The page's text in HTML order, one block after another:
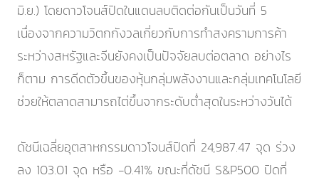
มิ.ย.) โดยดาวโจนส์ปิดในแดนลบติดต่อกันเป็นวันที่ 5
เนื่องจากความวิตกกังวลเกี่ยวกับการทำสงครามการค้า
ระหว่างสหรัฐและจีนยังคงเป็นปัจจัยลบต่อตลาด อย่างไร
ก็ตาม การดีดตัวขึ้นของหุ้นกลุ่มพลังงานและกลุ่มเทคโนโลยี
ช่วยให้ตลาดสามารถไต่ขึ้นจากระดับต่ำสุดในระหว่างวันได้
ดัชนีเฉลี่ยอุตสาหกรรมดาวโจนส์ปิดที่ 24,987.47 จุด ร่วง
ลง 103.01 จุด หรือ -0.41% ขณะที่ดัชนี S&P500 ปิดที่